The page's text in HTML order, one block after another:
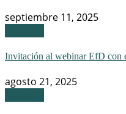
septiembre 11, 2025
Invitación al webinar EfD con
agosto 21, 2025